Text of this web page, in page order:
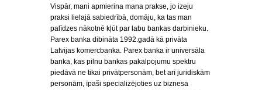
Vispār, mani apmierina mana prakse, jo izeju
praksi lielajā sabiedrībā, domāju, ka tas man
palīdzes nākotnē kļūt par labu bankas darbinieku.
Parex banka dibināta 1992.gadā kā privāta
Latvijas komercbanka. Parex banka ir universāla
banka, kas pilnu bankas pakalpojumu spektru
piedāvā ne tikai privātpersonām, bet arī juridiskām
personām, īpaši specializējoties uz biznesa